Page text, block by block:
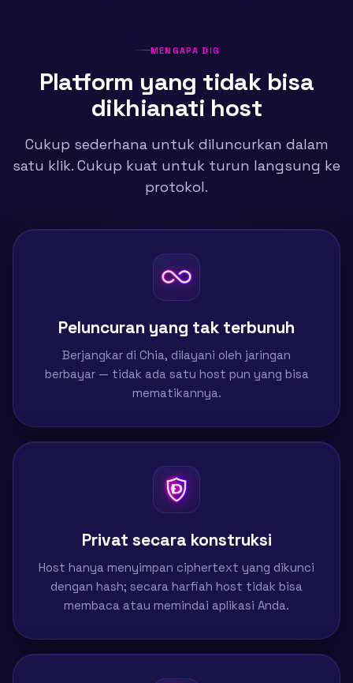
MENGAPA DIG
Platform yang tidak bisa
dikhianati host
Cukup sederhana untuk diluncurkan dalam
satu klik. Cukup kuat untuk turun langsung ke
protokol.
Peluncuran yang tak terbunuh
Berjangkar di Chia, dilayani oleh jaringan
berbayar — tidak ada satu host pun yang bisa
mematikannya.
Privat secara konstruksi
Host hanya menyimpan ciphertext yang dikunci
dengan hash; secara harfiah host tidak bisa
membaca atau memindai aplikasi Anda.